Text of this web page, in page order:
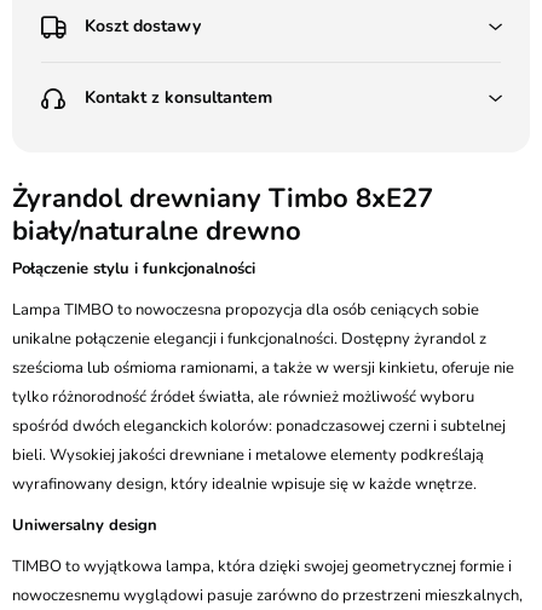
Koszt dostawy
Poczta Polska Kurier 48H - 11 zł
(od 1000 zł dla gabarytów, nie dotyczy produktów 3m)
Pobranie:
Poczta Polska Kurier 48H - 16 zł
Przesyłka Gabarytowa - 35 zł
Kontakt z konsultantem
Batalionów Chłopskich 12, 94-058 Łódź
506 336 320
kontakt@ledstyl.pl
Żyrandol drewniany Timbo 8xE27
biały/naturalne drewno
Połączenie stylu i funkcjonalności
Lampa TIMBO to nowoczesna propozycja dla osób ceniących sobie
unikalne połączenie elegancji i funkcjonalności. Dostępny żyrandol z
sześcioma lub ośmioma ramionami, a także w wersji kinkietu, oferuje nie
tylko różnorodność źródeł światła, ale również możliwość wyboru
spośród dwóch eleganckich kolorów: ponadczasowej czerni i subtelnej
bieli. Wysokiej jakości drewniane i metalowe elementy podkreślają
wyrafinowany design, który idealnie wpisuje się w każde wnętrze.
Uniwersalny design
TIMBO to wyjątkowa lampa, która dzięki swojej geometrycznej formie i
nowoczesnemu wyglądowi pasuje zarówno do przestrzeni mieszkalnych,